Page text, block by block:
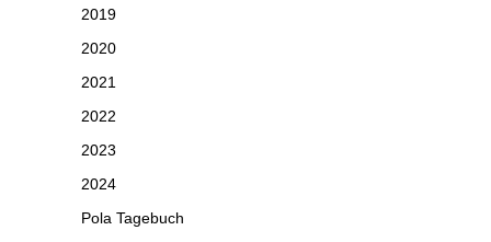
2019
2020
2021
2022
2023
2024
Pola Tagebuch